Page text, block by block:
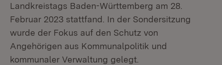
Landkreistags Baden-Württemberg am 28.
Februar 2023 stattfand. In der Sondersitzung
wurde der Fokus auf den Schutz von
Angehörigen aus Kommunalpolitik und
kommunaler Verwaltung gelegt.